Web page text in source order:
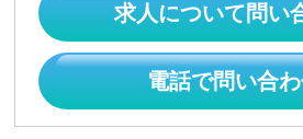
求人について問い
電話で問い合